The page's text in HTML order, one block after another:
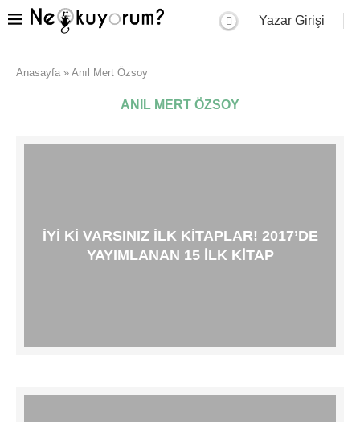
Yazar Girişi
Anasayfa » Anıl Mert Özsoy
ANIL MERT ÖZSOY
İYI KI VARSINIZ ILK KITAPLAR! 2017’DE
YAYIMLANAN 15 ILK KITAP